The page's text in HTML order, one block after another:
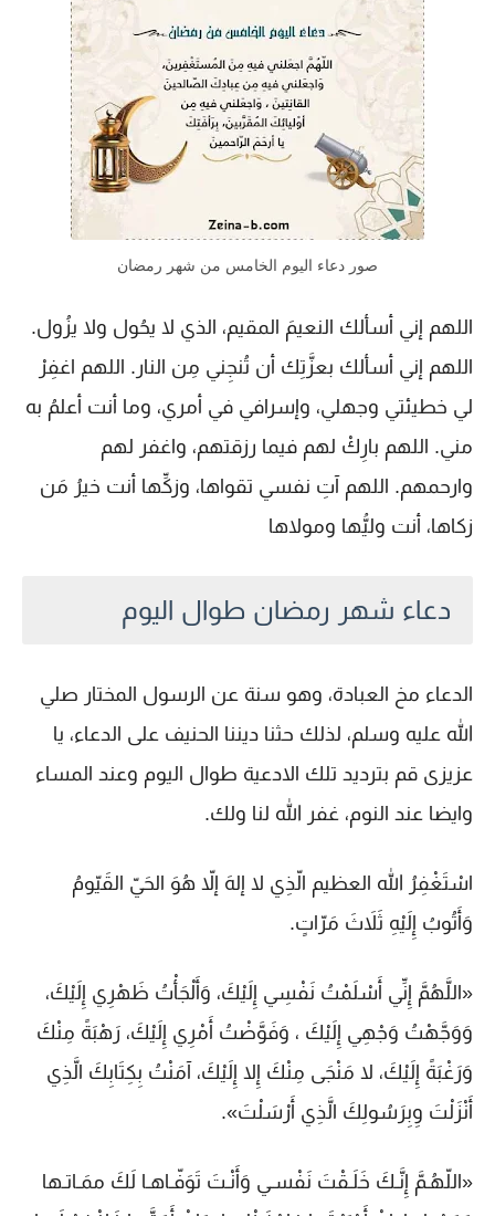
صور دعاء اليوم الخامس من شهر رمضان
اللهم إني أسألك النعيمَ المقيم، الذي لا يحُول ولا يزُول.
اللهم إني أسألك بعزَّتِك أن تُنجِني مِن النار. اللهم اغفِرْ
لي خطيئتي وجهلي، وإسرافي في أمري، وما أنت أعلمُ به
مني. اللهم بارِكْ لهم فيما رزقتهم، واغفر لهم
وارحمهم. اللهم آتِ نفسي تقواها، وزكِّها أنت خيرُ مَن
زكاها، أنت وليُّها ومولاها
دعاء شهر رمضان طوال اليوم
الدعاء مخ العبادة، وهو سنة عن الرسول المختار صلي
الله عليه وسلم، لذلك حثنا ديننا الحنيف على الدعاء، يا
عزيزى قم بترديد تلك الادعية طوال اليوم وعند المساء
وايضا عند النوم، غفر الله لنا ولك.
اسْتَغْفِرُ الله العظيم الّذِي لا إلهَ إلاّ هُوَ الحَيّ القَيّومُ
وَأَتُوبُ إِلَيْهِ ثَلاَثَ مَرّاتٍ.
«اللَّهُمَّ إِنِّي أَسْلَمْتُ نَفْسِي إِلَيْكَ، وَأَلْجَأْتُ ظَهْرِي إِلَيْكَ،
وَوَجَّهْتُ وَجْهِي إِلَيْكَ ، وَفَوَّضْتُ أَمْرِي إِلَيْكَ، رَهْبَةً مِنْكَ
وَرَغْبَةً إِلَيْكَ، لا مَنْجَى مِنْكَ إِلا إِلَيْكَ، آمَنْتُ بِكِتَابِكَ الَّذِي
أَنْزَلْتَ وِبِرَسُولِكَ الَّذِي أَرْسَلْتَ».
«اللّهُـمَّ إِنَّـكَ خَلَـقْتَ نَفْسـي وَأَنْـتَ تَوَفّـاهـا لَكَ ممَـاتـها